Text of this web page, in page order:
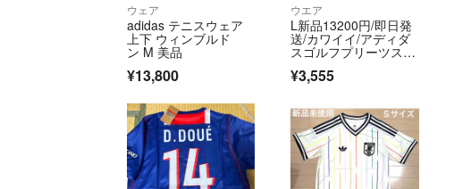
ウェア
adidas テニスウェア
上下 ウィンブルド
ン M 美品
¥13,800
ウエア
L新品13200円/即日発
送/カワイイ/アディダ
スゴルフプリーツスカ
ート/グレー
¥3,555